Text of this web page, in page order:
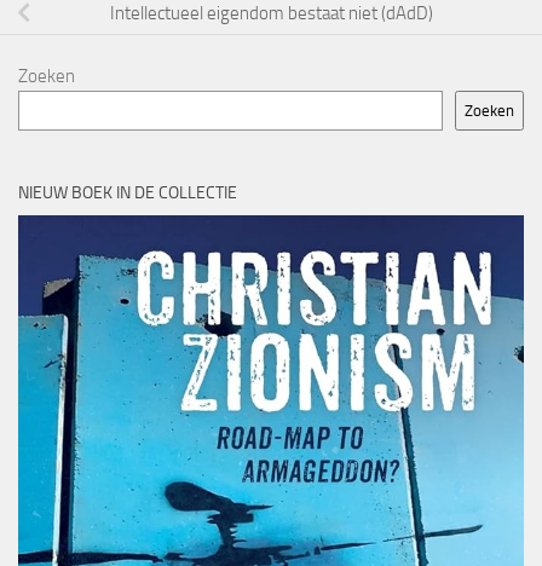
Intellectueel eigendom bestaat niet (dAdD)
Zoeken
Zoeken
NIEUW BOEK IN DE COLLECTIE